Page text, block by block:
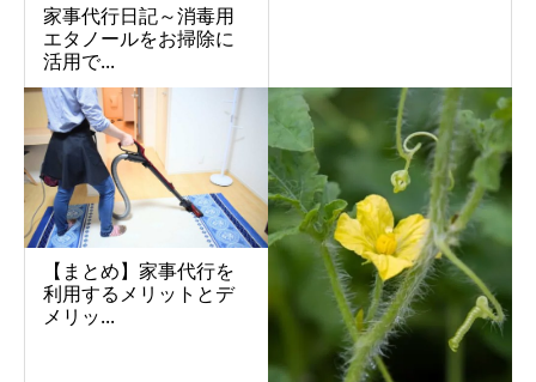
家事代行日記～消毒用
エタノールをお掃除に
活用で...
【まとめ】家事代行を
利用するメリットとデ
メリッ...